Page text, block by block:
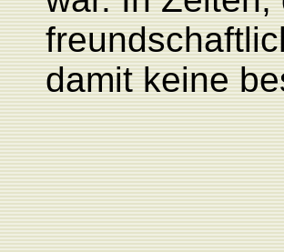
damit keine